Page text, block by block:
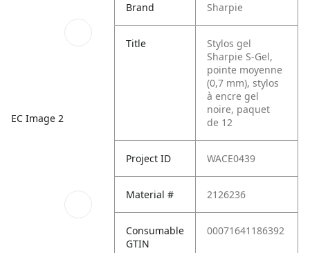
EC Image 2
Brand Sharpie
Title
Stylos gel
Sharpie S-Gel,
pointe moyenne
(0,7 mm), stylos
à encre gel
noire, paquet
de 12
Project ID WACE0439
Material # 2126236
Consumable
GTIN
00071641186392